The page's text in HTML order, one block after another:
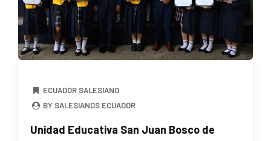
ECUADOR SALESIANO
BY SALESIANOS ECUADOR
Unidad Educativa San Juan Bosco de